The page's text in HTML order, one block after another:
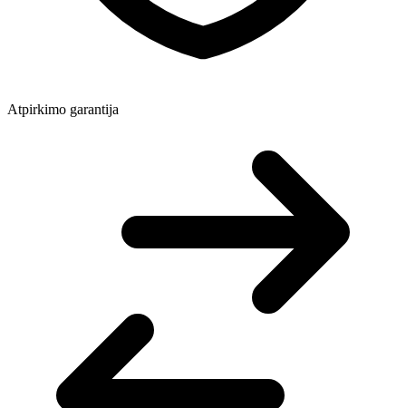
Atpirkimo garantija